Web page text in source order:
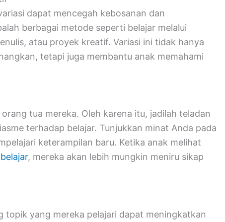
dapat mencegah kebosanan dan
berbagai metode seperti belajar melalui
atau proyek kreatif. Variasi ini tidak hanya
tetapi juga membantu anak memahami
tua mereka. Oleh karena itu, jadilah teladan
terhadap belajar. Tunjukkan minat Anda pada
keterampilan baru. Ketika anak melihat
, mereka akan lebih mungkin meniru sikap
topik yang mereka pelajari dapat meningkatkan